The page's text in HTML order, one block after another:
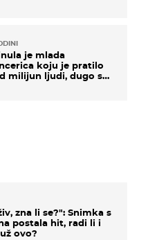
je mlada
koju je pratilo
milijun ljudi, dugo se
zna li se?": Snimka s
postala hit, radi li i
ovo?